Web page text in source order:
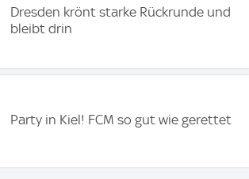
Dresden krönt starke Rückrunde und
bleibt drin
Party in Kiel! FCM so gut wie gerettet